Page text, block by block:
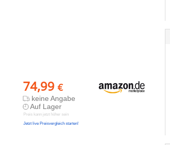
74,99 €
keine Angabe
Auf Lager
Preis kann jetzt höher sein
Jetzt live Preisvergleich starten!